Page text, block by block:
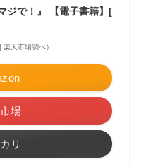
ジで！』 【電子書籍】[
天市場調べ）
場
リ